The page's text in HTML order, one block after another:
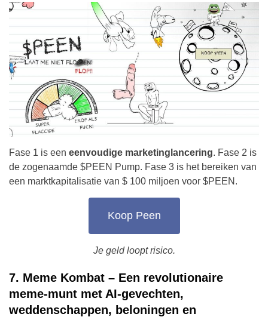
Fase 1 is een eenvoudige marketinglancering. Fase 2 is
de zogenaamde $PEEN Pump. Fase 3 is het bereiken van
een marktkapitalisatie van $ 100 miljoen voor $PEEN.
Koop Peen
Je geld loopt risico.
7. Meme Kombat – Een revolutionaire
meme-munt met AI-gevechten,
weddenschappen, beloningen en